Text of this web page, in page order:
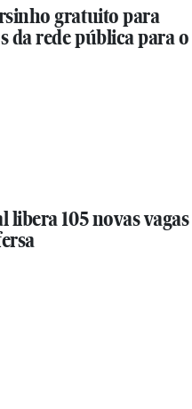
gratuito para
da rede pública para o
libera 105 novas